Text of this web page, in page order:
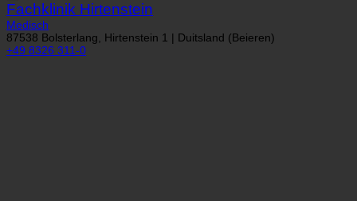
Fachklinik Hirtenstein
Medisch
87538 Bolsterlang, Hirtenstein 1 | Duitsland (Beieren)
+49 8326 311-0